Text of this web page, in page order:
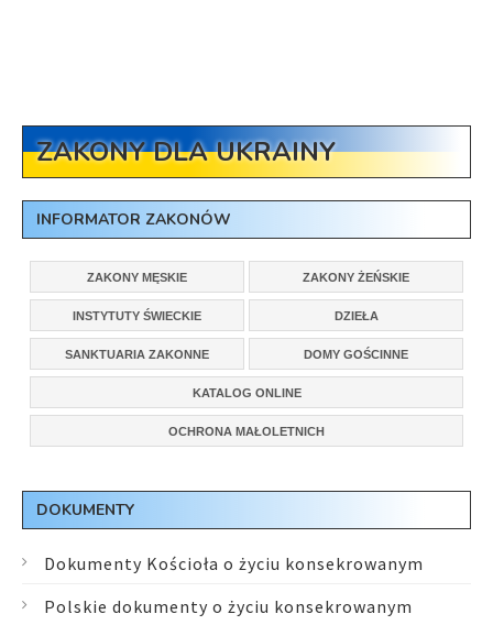
ZAKONY DLA UKRAINY
INFORMATOR ZAKONÓW
ZAKONY MĘSKIE ZAKONY ŻEŃSKIE
INSTYTUTY ŚWIECKIE DZIEŁA
SANKTUARIA ZAKONNE DOMY GOŚCINNE
KATALOG ONLINE
OCHRONA MAŁOLETNICH
DOKUMENTY
Dokumenty Kościoła o życiu konsekrowanym
Polskie dokumenty o życiu konsekrowanym